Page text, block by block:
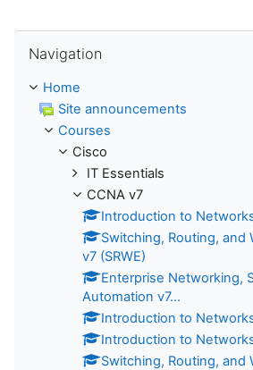
Navigation
Home
Site announcements
Courses
Cisco
IT Essentials
CCNA v7
Introduction to
Switching, Routing, and
v7 (SRWE)
Enterprise Networking,
Automation v7...
Introduction to
Introduction to
Switching, Routing, and